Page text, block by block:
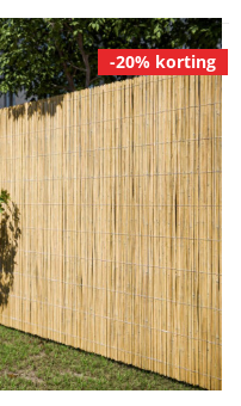
-20% korting